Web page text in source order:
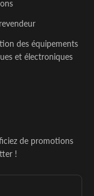
des équipements
et électroniques
de promotions
!